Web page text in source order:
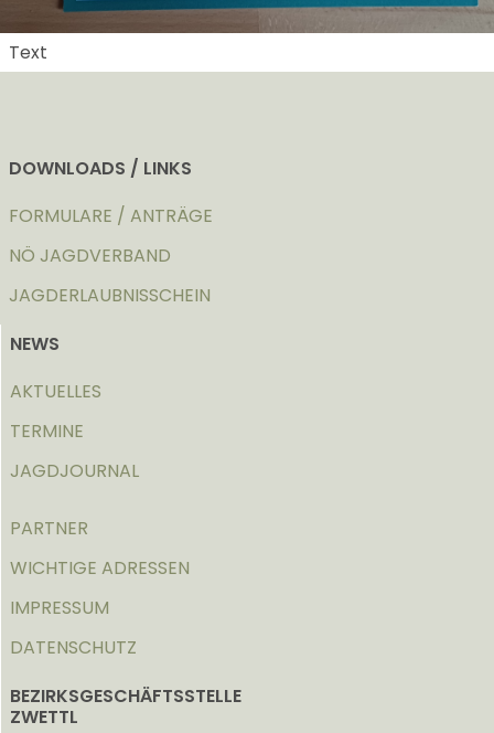
Text
DOWNLOADS / LINKS
FORMULARE / ANTRÄGE
NÖ JAGDVERBAND
JAGDERLAUBNISSCHEIN
NEWS
AKTUELLES
TERMINE
JAGDJOURNAL
PARTNER
WICHTIGE ADRESSEN
IMPRESSUM
DATENSCHUTZ
BEZIRKSGESCHÄFTSSTELLE
ZWETTL